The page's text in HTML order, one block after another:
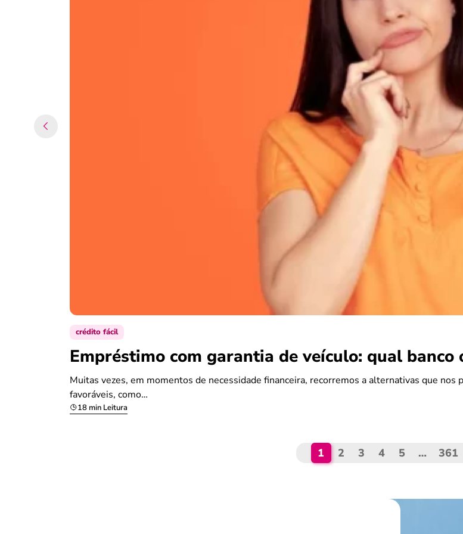
crédito fácil
Empréstimo com garantia de veículo: qual banco
Muitas vezes, em momentos de necessidade financeira, recorremos a alternativas que
favoráveis, como…
18 min Leitura
1 2 3 4 5 … 361